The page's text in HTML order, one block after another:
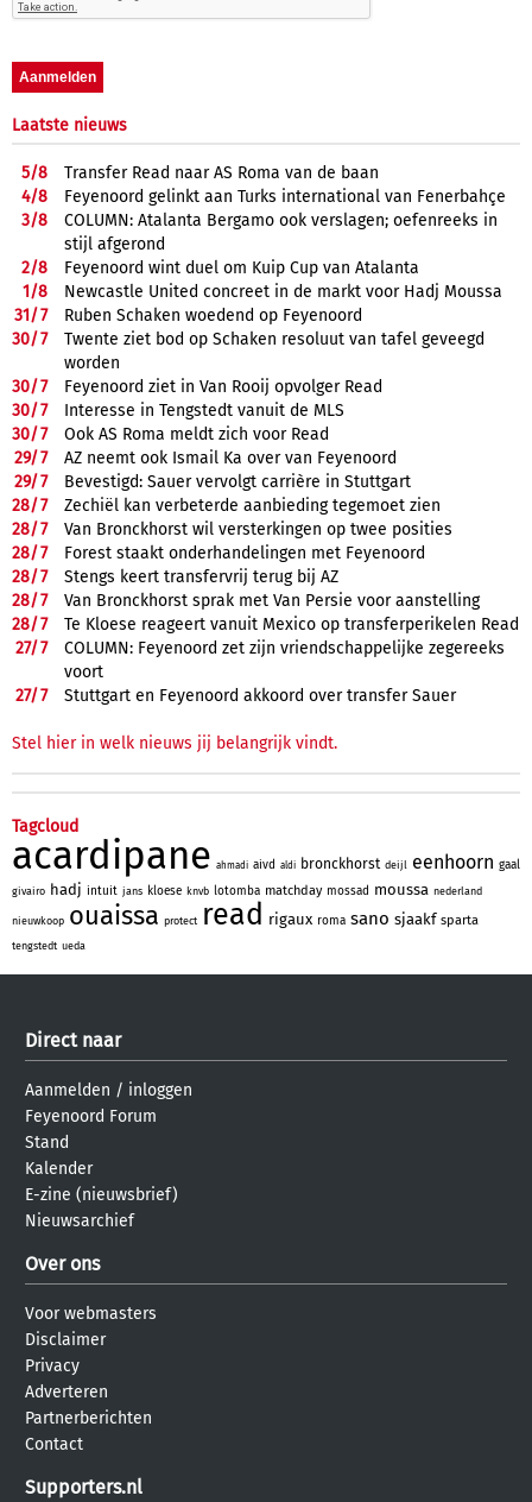
Laatste nieuws
5/8
Transfer Read naar AS Roma van de baan
4/8
Feyenoord gelinkt aan Turks international van Fenerbahçe
3/8
COLUMN: Atalanta Bergamo ook verslagen; oefenreeks in
stijl afgerond
2/8
Feyenoord wint duel om Kuip Cup van Atalanta
1/8
Newcastle United concreet in de markt voor Hadj Moussa
31/7
Ruben Schaken woedend op Feyenoord
30/7
Twente ziet bod op Schaken resoluut van tafel geveegd
worden
30/7
Feyenoord ziet in Van Rooij opvolger Read
30/7
Interesse in Tengstedt vanuit de MLS
30/7
Ook AS Roma meldt zich voor Read
29/7
AZ neemt ook Ismail Ka over van Feyenoord
29/7
Bevestigd: Sauer vervolgt carrière in Stuttgart
28/7
Zechiël kan verbeterde aanbieding tegemoet zien
28/7
Van Bronckhorst wil versterkingen op twee posities
28/7
Forest staakt onderhandelingen met Feyenoord
28/7
Stengs keert transfervrij terug bij AZ
28/7
Van Bronckhorst sprak met Van Persie voor aanstelling
28/7
Te Kloese reageert vanuit Mexico op transferperikelen Read
27/7
COLUMN: Feyenoord zet zijn vriendschappelijke zegereeks
voort
27/7 Stuttgart en Feyenoord akkoord over transfer Sauer
Stel hier in welk nieuws jij belangrijk vindt.
Tagcloud
acardipane ahmadi aivd aldi bronckhorst deijl eenhoorn gaal
givairo hadj intuit jans kloese knvb lotomba matchday mossad moussa nederland
nieuwkoop ouaissa protect read rigaux roma sano sjaakf sparta
tengstedt ueda
Direct naar
Aanmelden / inloggen
Feyenoord Forum
Stand
Kalender
E-zine (nieuwsbrief)
Nieuwsarchief
Over ons
Voor webmasters
Disclaimer
Privacy
Adverteren
Partnerberichten
Contact
Supporters.nl